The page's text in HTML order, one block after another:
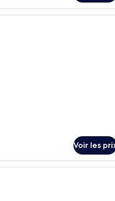
Une chambre d’hôtel
Voir les
Mini-bar avec articles